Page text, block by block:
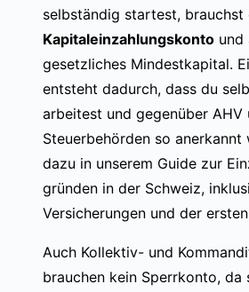
selbständig startest, brauchst
Kapitaleinzahlungskonto und
gesetzliches Mindestkapital.
entsteht dadurch, dass du
arbeitest und gegenüber AHV
Steuerbehörden so anerkannt
dazu in unserem Guide zur
gründen in der Schweiz,
Versicherungen und der
Auch Kollektiv- und
brauchen kein Sperrkonto, da